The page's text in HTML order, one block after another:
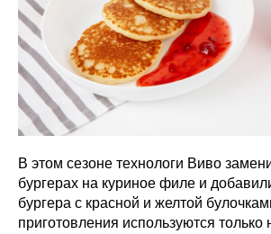
В этом сезоне технологи Виво
бургерах на куриное филе и
бургера с красной и желтой
приготовления используются только